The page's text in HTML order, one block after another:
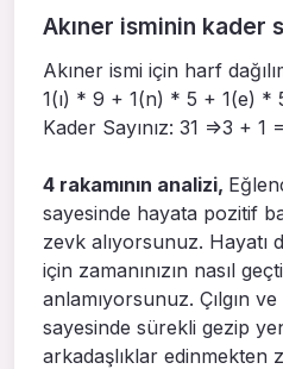
Akıner isminin kader
Akıner ismi için harf
1(ı) * 9 + 1(n) * 5 + 1(e) *
Kader Sayınız: 31 =>3 + 1
4 rakamının analizi,
sayesinde hayata pozitif
zevk alıyorsunuz. Hayatı
için zamanınızın nasıl
anlamıyorsunuz. Çılgın ve
sayesinde sürekli gezip
arkadaşlıklar edinmekten